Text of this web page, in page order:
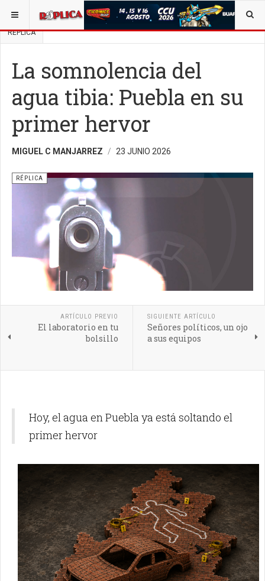
ESTÁ AQUÍ: BUSCAR UN ARTÍCULO EN POLÍTICA OPINIÓN
RÉPLICA
La somnolencia del
agua tibia: Puebla en su
primer hervor
MIGUEL C MANJARREZ 23 JUNIO 2026
RÉPLICA
ARTÍCULO PREVIO
El laboratorio en tu
bolsillo
SIGUIENTE ARTÍCULO
Señores políticos, un ojo
a sus equipos
Hoy, el agua en Puebla ya está soltando el
primer hervor